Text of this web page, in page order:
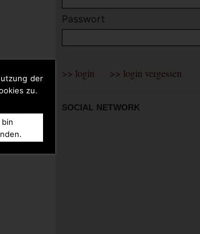
der
zu.
bin
Passwort
SOCIAL NETWORK